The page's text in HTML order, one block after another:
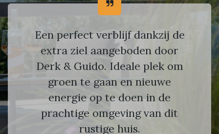
Een perfect verblijf dankzij de
extra ziel aangeboden door
Derk & Guido. Ideale plek om
groen te gaan en nieuwe
energie op te doen in de
prachtige omgeving van dit
rustige huis.